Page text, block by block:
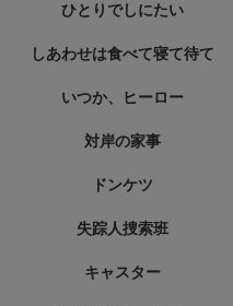
ひとりでしにたい
しあわせは食べて寝て待て
いつか、ヒーロー
対岸の家事
ドンケツ
失踪人捜索班
キャスター